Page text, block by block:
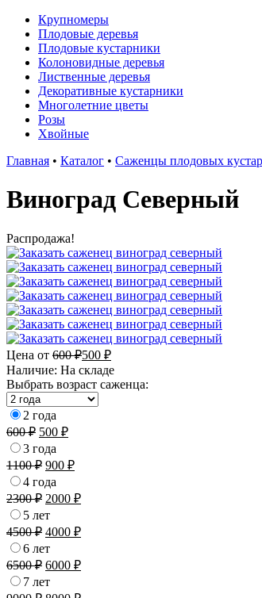
Крупномеры
Плодовые деревья
Плодовые кустарники
Колоновидные деревья
Лиственные деревья
Декоративные кустарники
Многолетние цветы
Розы
Хвойные
Главная • Каталог • Саженцы плодовых
Виноград Северный
Распродажа!
Цена от 600₽500 ₽
Наличие: На складе
Выбрать возраст саженца:
2 года
600₽ 500 ₽
3 года
1100₽ 900 ₽
4 года
2300₽ 2000 ₽
5 лет
4500₽ 4000 ₽
6 лет
6500₽ 6000 ₽
7 лет